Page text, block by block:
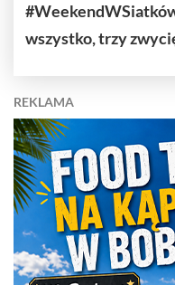
wszystko, trzy
REKLAMA